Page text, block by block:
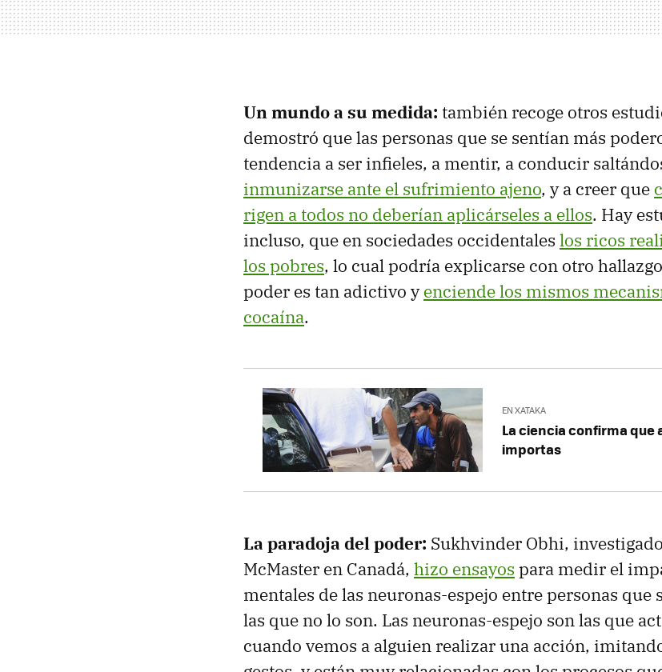
Un mundo a su medida: también recoge otros
demostró que las personas que se sentían más
tendencia a ser infieles, a mentir, a conducir
inmunizarse ante el sufrimiento ajeno, y a creer que
rigen a todos no deberían aplicárseles a ellos. Hay
incluso, que en sociedades occidentales los ricos
los pobres, lo cual podría explicarse con otro
poder es tan adictivo yenciende los mismos
cocaína.
EN XATAKA
La ciencia confirma que
importas
La paradoja del poder: Sukhvinder Obhi,
McMaster en Canadá, hizo ensayos para medir el
mentales de las neuronas-espejo entre personas que
las que no lo son. Las neuronas-espejo son las que
cuando vemos a alguien realizar una acción,